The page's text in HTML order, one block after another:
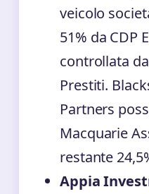
veicolo
51% da CDP
controllata
Prestiti.
Partners
Macquarie
restante
Appia